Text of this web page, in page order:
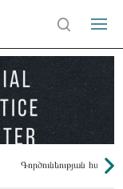
Գործունեության